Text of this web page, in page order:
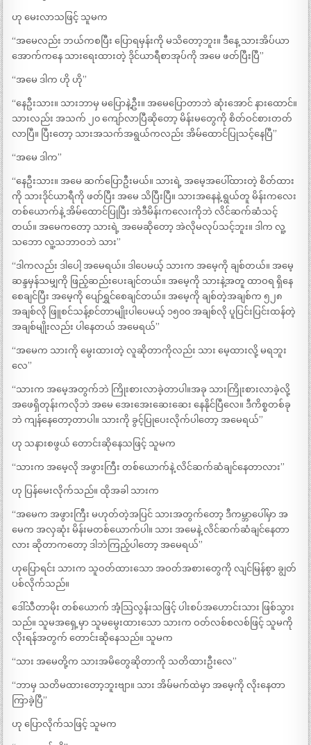
ဟု မေးလာသဖြင့် သူမက
“အမေလည်း ဘယ်ကစပြီး ပြောရမှန်းကို မသိတော့ဘူး။ ဒီနေ့ သားအိပ်ယာ
အောက်ကနေ သားရေးထားတဲ့ ဒိုင်ယာရီစာအုပ်ကို အမေ ဖတ်ပြီးပြီ”
“အမေ ဒါက ဟို ဟို”
“နေဦးသား။ သားဘာမှ မပြောနဲ့ဦး။ အမေပြောတာဘဲ ဆုံးအောင် နားထောင်။
သားလည်း အသက် ၂၀ ကျော်လာပြီဆိုတော့ မိန်းမတွေကို စိတ်ဝင်စားတတ်
လာပြီ။ ပြီးတော့ သားအသက်အရွယ်ကလည်း အိမ်ထောင်ပြုသင့်နေပြီ”
“အမေ ဒါက”
“နေဦးသား။ အမေ ဆက်ပြောဦးမယ်။ သားရဲ့ အမေ့အပေါ်ထားတဲ့ စိတ်ထား
ကို သားဒိုင်ယာရီကို ဖတ်ပြီး အမေ သိပြီးပြီ။ သားအနေနဲ့ ရွယ်တူ မိန်းကလေး
တစ်ယောက်နဲ့ အိမ်ထောင်ပြုပြီး အဲဒီမိန်းကလေးကိုဘဲ လိင်ဆက်ဆံသင့်
တယ်။ အမေကတော့ သားရဲ့ အမေဆိုတော့ အဲလိုမလုပ်သင့်ဘူး။ ဒါက လူ့
သဘော လူ့သဘာဝဘဲ သား”
“ဒါကလည်း ဒါပေါ့ အမေရယ်။ ဒါပေမယ့် သားက အမေ့ကို ချစ်တယ်။ အမေ့
ဆန္ဒမှန်သမျှကို ဖြည့်ဆည်းပေးချင်တယ်။ အမေ့ကို သားနဲ့အတူ ထာဝရ ရှိနေ
စေချင်ပြီး အမေ့ကို ပျော်ရွှင်စေချင်တယ်။ အမေ့ကို ချစ်တဲ့အချစ်က ၅၂၈
အချစ်လို ဖြူစင်သန့်စင်တာမျိုးပါပေမယ့် ၁၅၀၀ အချစ်လို ပူပြင်းပြင်းထန်တဲ့
အချစ်မျိုးလည်း ပါနေတယ် အမေရယ်”
“အမေက သားကို မွေးထားတဲ့ လူဆိုတာကိုလည်း သား မေ့ထားလို့ မရဘူး
လေ”
“သားက အမေ့အတွက်ဘဲ ကြိုးစားလာခဲ့တာပါ။အခု သားကြိုးစားလာခဲ့လို့
အဖေရှိတုန်းကလိုဘဲ အမေ အေးအေးဆေးဆေး နေနိုင်ပြီလေ။ ဒီကိစ္စတစ်ခု
ဘဲ ကျန်နေတော့တာပါ။ သားကို ခွင့်ပြုပေးလိုက်ပါတော့ အမေရယ်”
ဟု သနားစဖွယ် တောင်းဆိုနေသဖြင့် သူမက
“သားက အမေ့လို အဖွားကြီး တစ်ယောက်နဲ့ လိင်ဆက်ဆံချင်နေတာလား”
ဟု ပြန်မေးလိုက်သည်။ ထိုအခါ သားက
“အမေက အဖွားကြီး မဟုတ်တဲ့အပြင် သားအတွက်တော့ ဒီကမ္ဘာပေါ်မှာ အ
မေက အလှဆုံး မိန်းမတစ်ယောက်ပါ။ သား အမေနဲ့ လိင်ဆက်ဆံချင်နေတာ
လား ဆိုတာကတော့ ဒါဘဲကြည့်ပါတော့ အမေရယ်”
ဟုပြောရင်း သားက သူဝတ်ထားသော အဝတ်အစားတွေကို လျင်မြန်စွာ ချွတ်
ပစ်လိုက်သည်။
ဒေါ်သီတာမိုး တစ်ယောက် အံ့သြလွန်းသဖြင့် ပါးစပ်အဟောင်းသား ဖြစ်သွား
သည်။ သူမအရှေ့မှာ သူမမွေးထားသော သားက ဝတ်လစ်စလစ်ဖြင့် သူမကို
လိုးရန်အတွက် တောင်းဆိုနေသည်။ သူမက
“သား အမေတို့က သားအမိတွေဆိုတာကို သတိထားဦးလေ”
“ဘာမှ သတိမထားတော့ဘူးဗျာ။ သား အိမ်မက်ထဲမှာ အမေ့ကို လိုးနေတာ
ကြာခဲ့ပြီ”
ဟု ပြောလိုက်သဖြင့် သူမက